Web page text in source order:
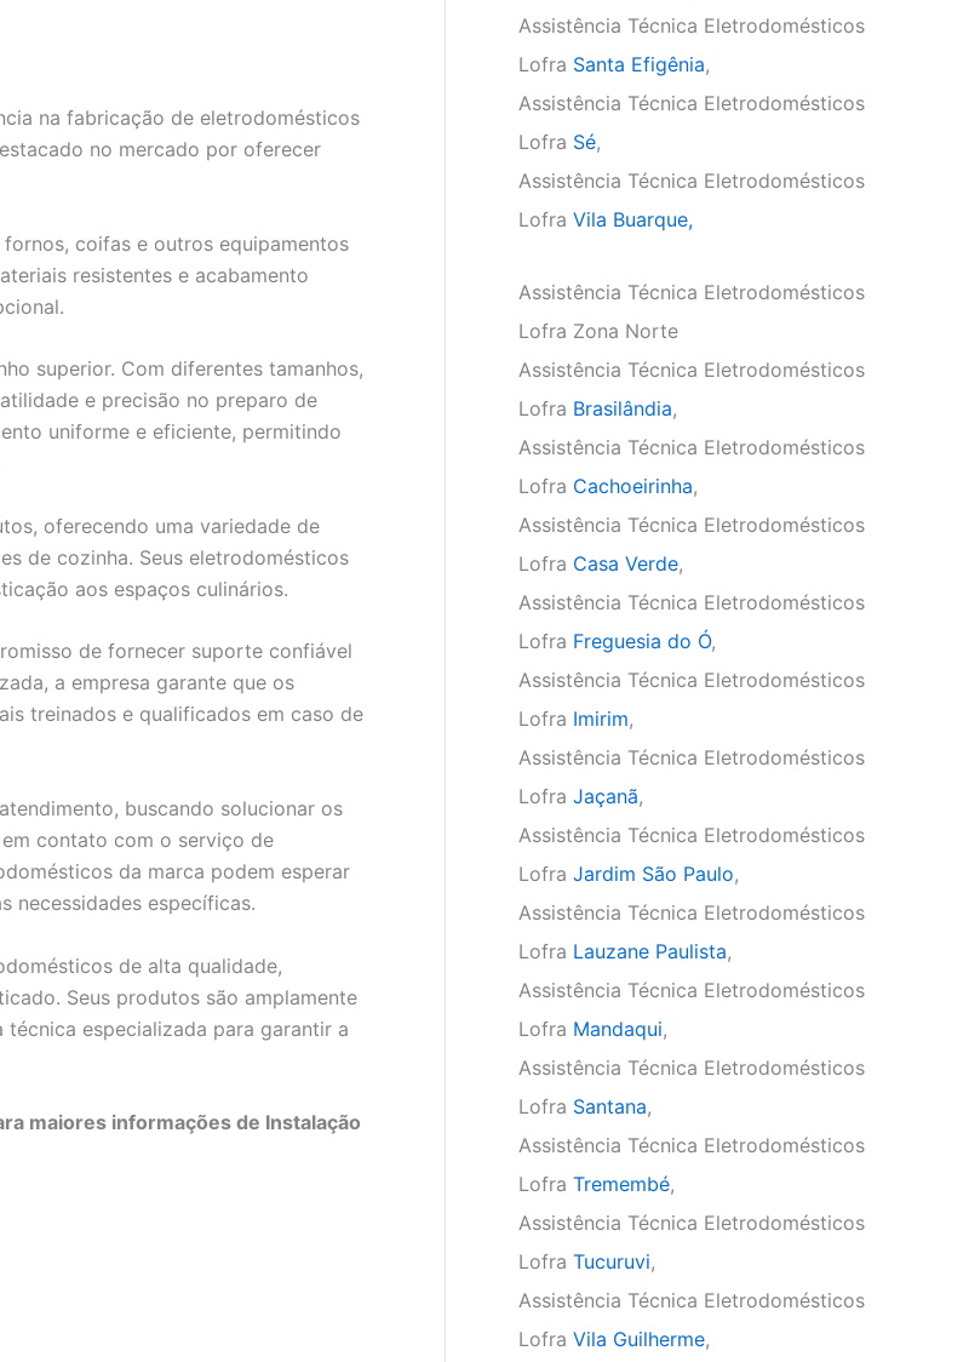
na fabricação de eletrodomésticos
no mercado por oferecer
coifas e outros equipamentos
resistentes e acabamento
superior. Com diferentes tamanhos,
e precisão no preparo de
uniforme e eficiente, permitindo
oferecendo uma variedade de
de cozinha. Seus eletrodomésticos
aos espaços culinários.
de fornecer suporte confiável
a empresa garante que os
treinados e qualificados em caso de
buscando solucionar os
contato com o serviço de
da marca podem esperar
necessidades específicas.
de alta qualidade,
Seus produtos são amplamente
especializada para garantir a
maiores informações de Instalação
Assistência Técnica Eletrodomésticos
Lofra Santa Efigênia,
Assistência Técnica Eletrodomésticos
Lofra Sé,
Assistência Técnica Eletrodomésticos
Lofra Vila Buarque,
Assistência Técnica Eletrodomésticos
Lofra Zona Norte
Assistência Técnica Eletrodomésticos
Lofra Brasilândia,
Assistência Técnica Eletrodomésticos
Lofra Cachoeirinha,
Assistência Técnica Eletrodomésticos
Lofra Casa Verde,
Assistência Técnica Eletrodomésticos
Lofra Freguesia do Ó,
Assistência Técnica Eletrodomésticos
Lofra Imirim,
Assistência Técnica Eletrodomésticos
Lofra Jaçanã,
Assistência Técnica Eletrodomésticos
Lofra Jardim São Paulo,
Assistência Técnica Eletrodomésticos
Lofra Lauzane Paulista,
Assistência Técnica Eletrodomésticos
Lofra Mandaqui,
Assistência Técnica Eletrodomésticos
Lofra Santana,
Assistência Técnica Eletrodomésticos
Lofra Tremembé,
Assistência Técnica Eletrodomésticos
Lofra Tucuruvi,
Assistência Técnica Eletrodomésticos
Lofra Vila Guilherme,